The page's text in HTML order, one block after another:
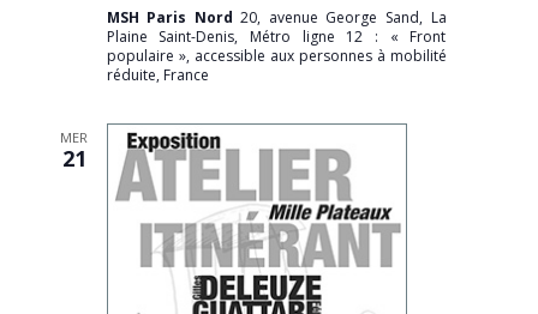
MSH Paris Nord20, avenue George Sand, La
Plaine Saint-Denis, Métro ligne 12 : « Front
populaire », accessible aux personnes à mobilité
réduite, France
MER
21